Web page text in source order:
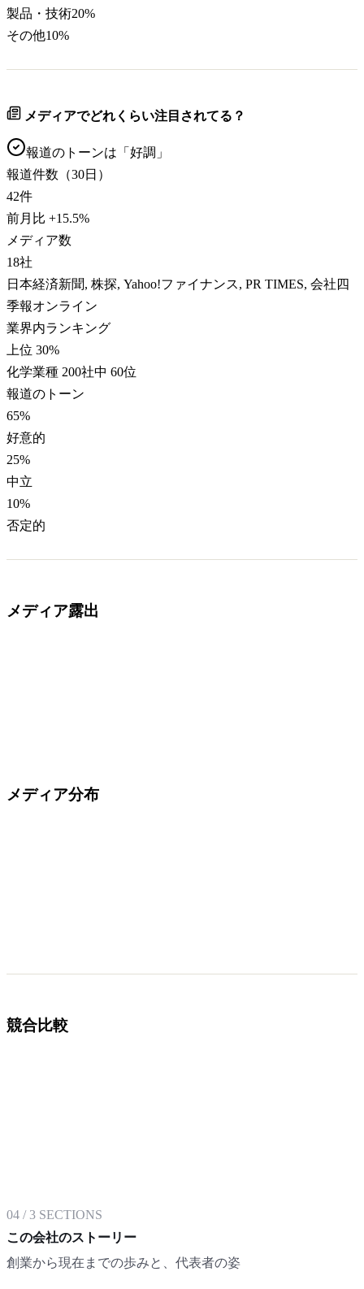
製品・技術20%
その他10%
メディアでどれくらい注目されてる？
報道のトーンは「 好調 」
報道件数（30日）
42件
前月比 +15.5%
メディア数
18社
日本経済新聞, 株探, Yahoo!ファイナンス, PR TIMES, 会社四
季報オンライン
業界内ランキング
上位 30%
化学業種 200社中 60位
報道のトーン
65%
好意的
25%
中立
10%
否定的
メディア露出
メディア分布
競合比較
04 /3 SECTIONS
この会社のストーリー
創業から現在までの歩みと、代表者の姿